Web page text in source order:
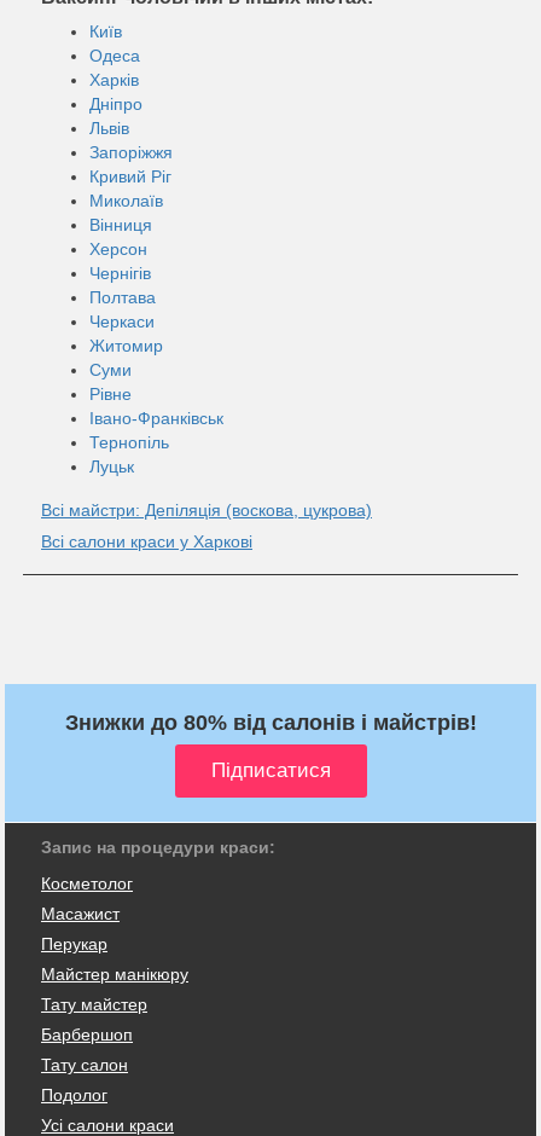
Київ
Одеса
Харків
Дніпро
Львів
Запоріжжя
Кривий Ріг
Миколаїв
Вінниця
Херсон
Чернігів
Полтава
Черкаси
Житомир
Суми
Рівне
Івано-Франківськ
Тернопіль
Луцьк
Всі майстри: Депіляція (воскова, цукрова)
Всі салони краси у Харкові
Знижки до 80% від салонів і майстрів!
Запис на процедури краси:
Косметолог
Масажист
Перукар
Майстер манікюру
Тату майстер
Барбершоп
Тату салон
Подолог
Усі салони краси